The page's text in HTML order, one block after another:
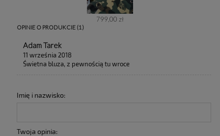
799,00 zł
OPINIE O PRODUKCIE (1)
Adam Tarek
11 września 2018
Świetna bluza, z pewnością tu wroce
Imię i nazwisko:
Twoja opinia: